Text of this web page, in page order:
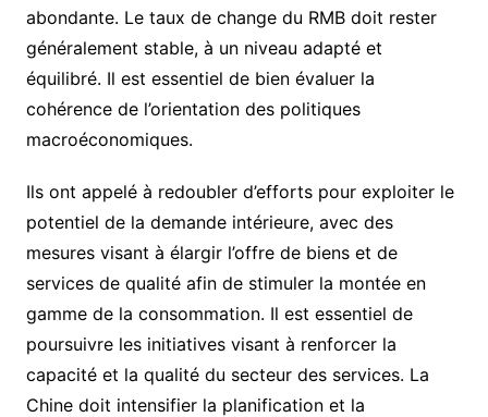
abondante. Le taux de change du RMB doit rester
généralement stable, à un niveau adapté et
équilibré. Il est essentiel de bien évaluer la
cohérence de l’orientation des politiques
macroéconomiques.
Ils ont appelé à redoubler d’efforts pour exploiter le
potentiel de la demande intérieure, avec des
mesures visant à élargir l’offre de biens et de
services de qualité afin de stimuler la montée en
gamme de la consommation. Il est essentiel de
poursuivre les initiatives visant à renforcer la
capacité et la qualité du secteur des services. La
Chine doit intensifier la planification et la